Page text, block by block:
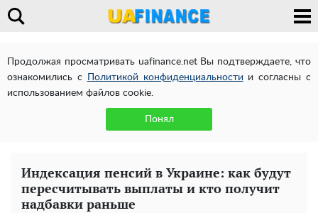
Продолжая просматривать uafinance.net Вы подтверждаете, что
ознакомились с
Политикой конфиденциальности и согласны с
использованием файлов cookie.
Понял
Индексация пенсий в Украине: как будут
пересчитывать выплаты и кто получит
надбавки раньше